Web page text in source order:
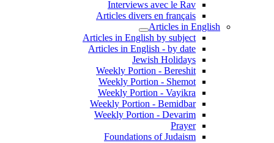
Interviews avec le Rav
Articles divers en français
Articles in English
Articles in English by subject
Articles in English - by date
Jewish Holidays
Weekly Portion - Bereshit
Weekly Portion - Shemot
Weekly Portion - Vayikra
Weekly Portion - Bemidbar
Weekly Portion - Devarim
Prayer
Foundations of Judaism